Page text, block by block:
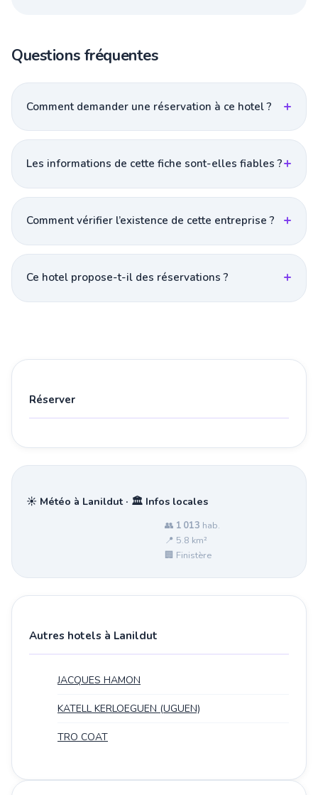
Questions fréquentes
Comment demander une réservation à ce hotel ?
Les informations de cette fiche sont-elles fiables ?
Comment vérifier l’existence de cette entreprise ?
Ce hotel propose-t-il des réservations ?
Réserver
☀️ Météo à Lanildut · 🏛️ Infos locales
👥 1 013 hab.
📍 5.8 km²
🏢 Finistère
Autres hotels à Lanildut
JACQUES HAMON
KATELL KERLOEGUEN (UGUEN)
TRO COAT